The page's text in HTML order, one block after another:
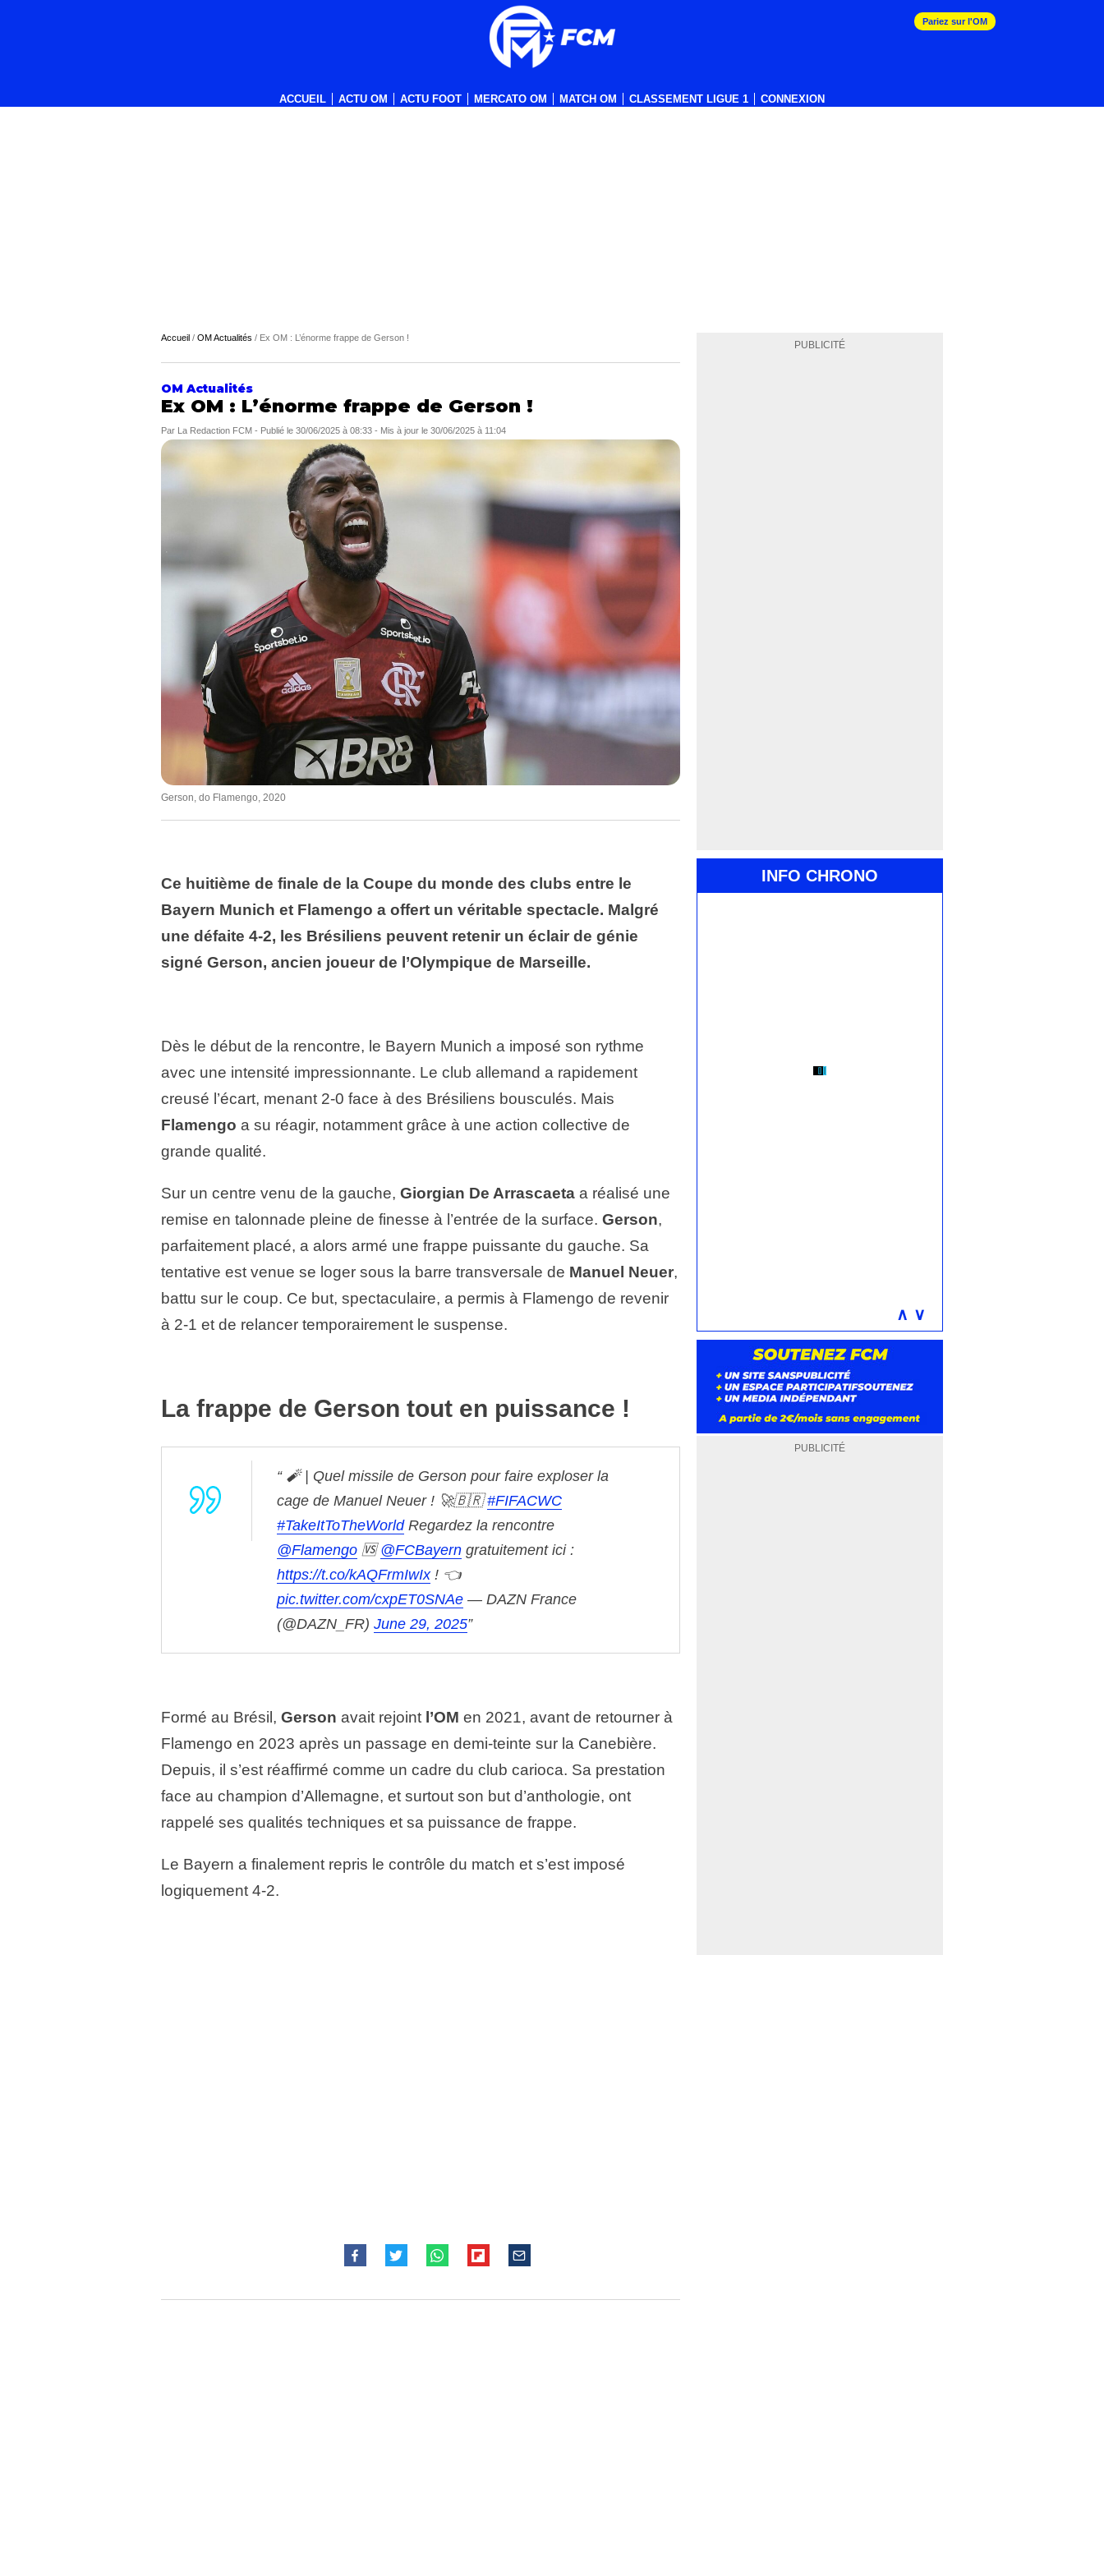
ACCUEIL ACTU OM ACTU FOOT MERCATO OM MATCH OM CLASSEMENT LIGUE 1 CONNEXION
Pariez sur l'OM
PUBLICITÉ
INFO CHRONO
∧ ∨
PUBLICITÉ
Accueil / OM Actualités / Ex OM : L’énorme frappe de Gerson !
OM Actualités
Ex OM : L’énorme frappe de Gerson !
Par La Redaction FCM - Publié le 30/06/2025 à 08:33 - Mis à jour le 30/06/2025 à 11:04
Gerson, do Flamengo, 2020
Ce huitième de finale de la Coupe du monde des clubs entre le
Bayern Munich et Flamengo a offert un véritable spectacle. Malgré
une défaite 4-2, les Brésiliens peuvent retenir un éclair de génie
signé Gerson, ancien joueur de l’Olympique de Marseille.
Dès le début de la rencontre, le Bayern Munich a imposé son rythme
avec une intensité impressionnante. Le club allemand a rapidement
creusé l’écart, menant 2-0 face à des Brésiliens bousculés. Mais
Flamengo a su réagir, notamment grâce à une action collective de
grande qualité.
Sur un centre venu de la gauche, Giorgian De Arrascaeta a réalisé une
remise en talonnade pleine de finesse à l’entrée de la surface. Gerson,
parfaitement placé, a alors armé une frappe puissante du gauche. Sa
tentative est venue se loger sous la barre transversale de Manuel Neuer,
battu sur le coup. Ce but, spectaculaire, a permis à Flamengo de revenir
à 2-1 et de relancer temporairement le suspense.
La frappe de Gerson tout en puissance !
🧨 | Quel missile de Gerson pour faire exploser la
cage de Manuel Neuer ! 🚀🇧🇷#FIFACWC
#TakeItToTheWorld Regardez la rencontre
@Flamengo 🆚@FCBayern gratuitement ici :
https://t.co/kAQFrmIwIx! 👈
pic.twitter.com/cxpET0SNAe — DAZN France
(@DAZN_FR) June 29, 2025
Formé au Brésil, Gerson avait rejoint l’OM en 2021, avant de retourner à
Flamengo en 2023 après un passage en demi-teinte sur la Canebière.
Depuis, il s’est réaffirmé comme un cadre du club carioca. Sa prestation
face au champion d’Allemagne, et surtout son but d’anthologie, ont
rappelé ses qualités techniques et sa puissance de frappe.
Le Bayern a finalement repris le contrôle du match et s’est imposé
logiquement 4-2.